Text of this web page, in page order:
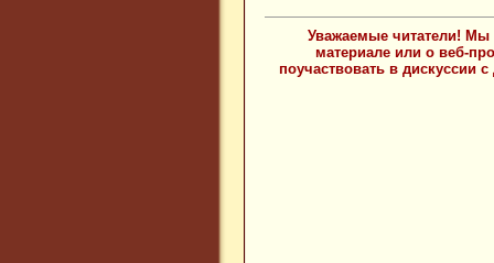
Уважаемые читатели! Мы
материале или о веб-
поучаствовать в дискуссии